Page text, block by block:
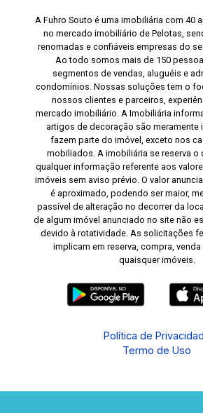
A Fuhro Souto é uma imobiliária com 40
no mercado imobiliário de Pelotas,
renomadas e confiáveis empresas do
Ao todo somos mais de 150
segmentos de vendas, aluguéis e
condomínios. Nossas soluções tem o
nossos clientes e parceiros,
mercado imobiliário. A Imobiliária
artigos de decoração são meramente
fazem parte do imóvel, exceto nos
mobiliados. A imobiliária se reserva o
qualquer informação referente aos
imóveis sem aviso prévio. O valor
é aproximado, podendo ser maior,
passível de alteração no decorrer da
de algum imóvel anunciado no site não
devido à rotatividade. As solicitações
implicam em reserva, compra,
quaisquer imóveis.
Política de
Termo de Uso